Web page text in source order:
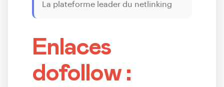
La plateforme leader du netlinking
Enlaces
dofollow :